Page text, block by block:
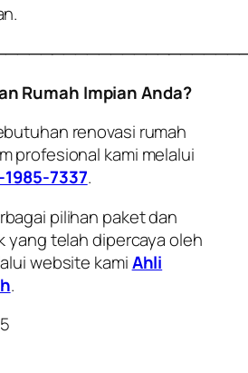
Rumah Impian Anda?
renovasi rumah
profesional kami melalui
1985-7337.
pilihan paket dan
yang telah dipercaya oleh
website kamiAhli
.